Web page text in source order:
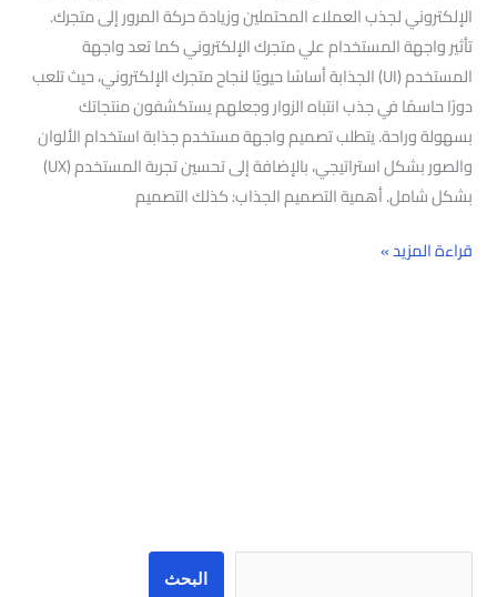
الإلكتروني لجذب العملاء المحتملين وزيادة حركة المرور إلى متجرك.
تأثير واجهة المستخدام علي متجرك الإلكتروني كما تعد واجهة
المستخدم (UI) الجذابة أساسًا حيويًا لنجاح متجرك الإلكتروني، حيث تلعب
دورًا حاسمًا في جذب انتباه الزوار وجعلهم يستكشفون منتجاتك
بسهولة وراحة. يتطلب تصميم واجهة مستخدم جذابة استخدام الألوان
والصور بشكل استراتيجي، بالإضافة إلى تحسين تجربة المستخدم (UX)
بشكل شامل. أهمية التصميم الجذاب: كذلك التصميم
قراءة المزيد »
البحث